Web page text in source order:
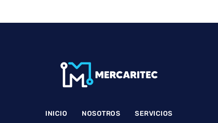
INICIO NOSOTROS SERVICIOS